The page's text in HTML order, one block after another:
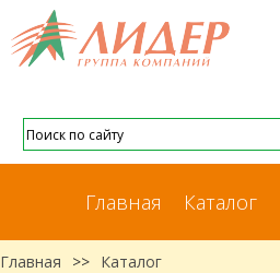
Главная Каталог
Главная >> Каталог